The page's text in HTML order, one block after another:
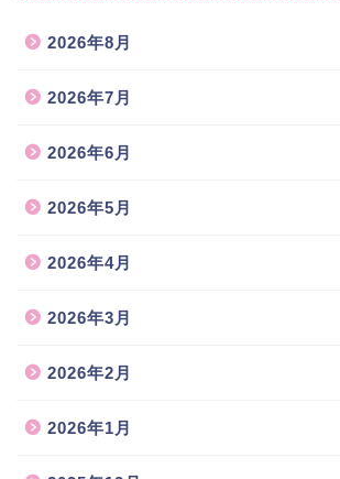
2026年8月
2026年7月
2026年6月
2026年5月
2026年4月
2026年3月
2026年2月
2026年1月